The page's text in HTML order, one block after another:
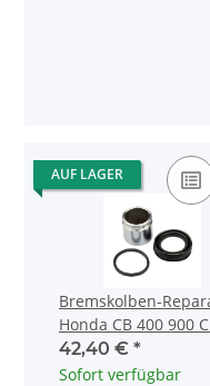
AUF LAGER
Bremskolben-
Honda CB 400 900
CX 500 GL 1000
006
42,40 € *
Sofort verfügbar